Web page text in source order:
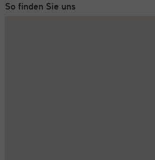
So finden Sie uns